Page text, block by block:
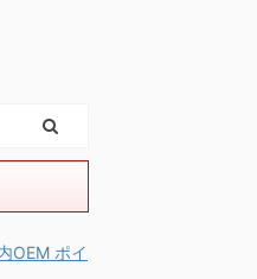
OEM ポイ